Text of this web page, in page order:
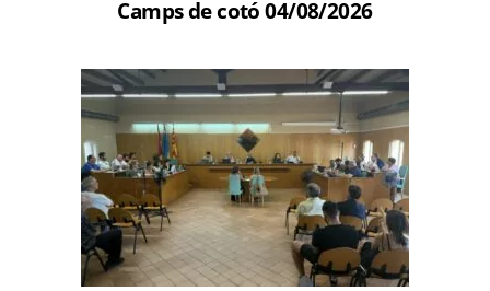
Camps de cotó 04/08/2026